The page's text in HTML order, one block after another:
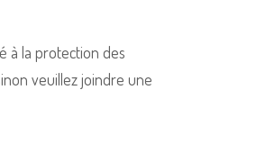
à la protection des
veuillez joindre une